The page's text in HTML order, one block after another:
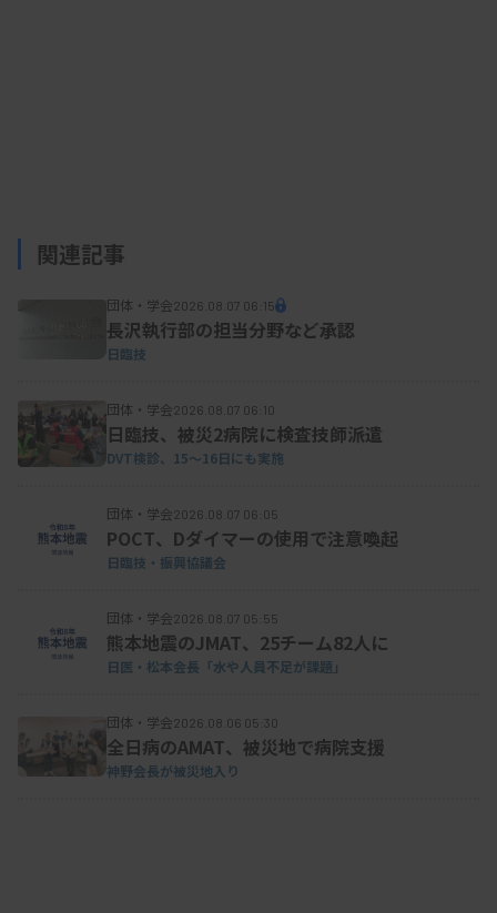
INRが1.1％と比較的高かった。フェリチンは、非ラ
きく、調査試料の濃度が高いとCVが広がる傾向が
PT-INRは、方法内変動の割合（ドライヘマトを
8.12％に上昇し、7％程度を超えたことから試薬別
評価となった。高木氏は、「臨床的な意義を考える
の対応を要請した。委員会では一括評価ができるよ
う、▽試薬・機器の一層の標準化▽可能な限りISIが
努力ーを呼びかけている。
関連記事
団体・学会2026.08.07 06:15
長沢執行部の担当分野など承認
日臨技
団体・学会2026.08.07 06:10
日臨技、被災2病院に検査技師派遣
DVT検診、15～16日にも実施
団体・学会2026.08.07 06:05
POCT、Dダイマーの使用で注意喚起
日臨技・振興協議会
団体・学会2026.08.07 05:55
熊本地震のJMAT、25チーム82人に
日医・松本会長「水や人員不足が課題」
団体・学会2026.08.06 05:30
全日病のAMAT、被災地で病院支援
神野会長が被災地入り